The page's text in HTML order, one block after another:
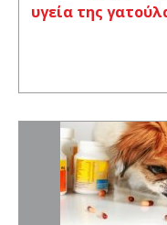
υγεία της